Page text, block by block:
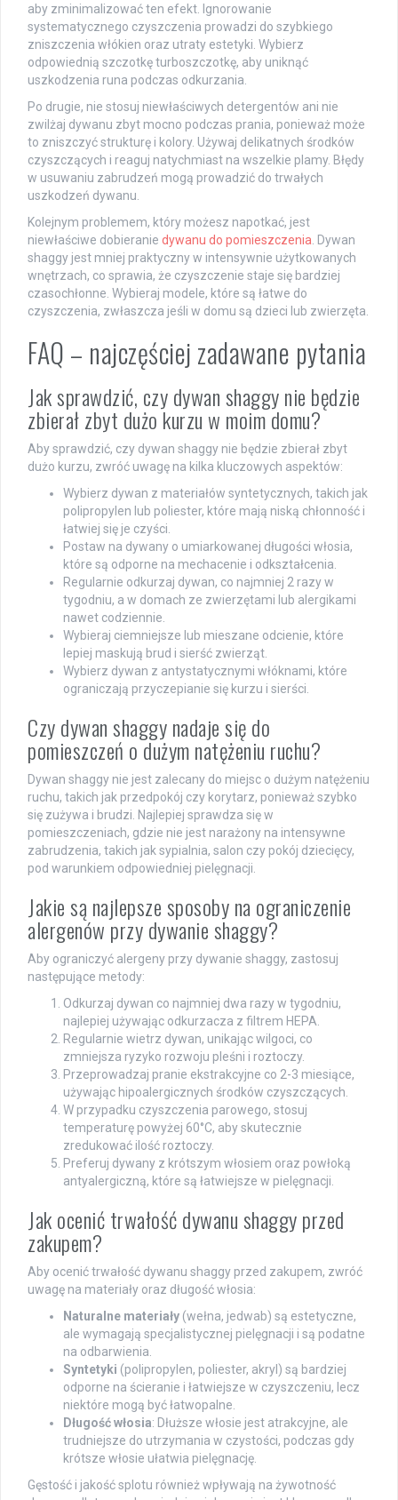
aby zminimalizować ten efekt. Ignorowanie
systematycznego czyszczenia prowadzi do szybkiego
zniszczenia włókien oraz utraty estetyki. Wybierz
odpowiednią szczotkę turboszczotkę, aby uniknąć
uszkodzenia runa podczas odkurzania.
Po drugie, nie stosuj niewłaściwych detergentów ani nie
zwilżaj dywanu zbyt mocno podczas prania, ponieważ może
to zniszczyć strukturę i kolory. Używaj delikatnych środków
czyszczących i reaguj natychmiast na wszelkie plamy. Błędy
w usuwaniu zabrudzeń mogą prowadzić do trwałych
uszkodzeń dywanu.
Kolejnym problemem, który możesz napotkać, jest
niewłaściwe dobieranie dywanu do pomieszczenia . Dywan
shaggy jest mniej praktyczny w intensywnie użytkowanych
wnętrzach, co sprawia, że czyszczenie staje się bardziej
czasochłonne. Wybieraj modele, które są łatwe do
czyszczenia, zwłaszcza jeśli w domu są dzieci lub zwierzęta.
FAQ – najczęściej zadawane pytania
Jak sprawdzić, czy dywan shaggy nie będzie
zbierał zbyt dużo kurzu w moim domu?
Aby sprawdzić, czy dywan shaggy nie będzie zbierał zbyt
dużo kurzu, zwróć uwagę na kilka kluczowych aspektów:
Wybierz dywan z materiałów syntetycznych, takich jak
polipropylen lub poliester, które mają niską chłonność i
łatwiej się je czyści.
Postaw na dywany o umiarkowanej długości włosia,
które są odporne na mechacenie i odkształcenia.
Regularnie odkurzaj dywan, co najmniej 2 razy w
tygodniu, a w domach ze zwierzętami lub alergikami
nawet codziennie.
Wybieraj ciemniejsze lub mieszane odcienie, które
lepiej maskują brud i sierść zwierząt.
Wybierz dywan z antystatycznymi włóknami, które
ograniczają przyczepianie się kurzu i sierści.
Czy dywan shaggy nadaje się do
pomieszczeń o dużym natężeniu ruchu?
Dywan shaggy nie jest zalecany do miejsc o dużym natężeniu
ruchu, takich jak przedpokój czy korytarz, ponieważ szybko
się zużywa i brudzi. Najlepiej sprawdza się w
pomieszczeniach, gdzie nie jest narażony na intensywne
zabrudzenia, takich jak sypialnia, salon czy pokój dziecięcy,
pod warunkiem odpowiedniej pielęgnacji.
Jakie są najlepsze sposoby na ograniczenie
alergenów przy dywanie shaggy?
Aby ograniczyć alergeny przy dywanie shaggy, zastosuj
następujące metody:
Odkurzaj dywan co najmniej dwa razy w tygodniu,
najlepiej używając odkurzacza z filtrem HEPA.
Regularnie wietrz dywan, unikając wilgoci, co
zmniejsza ryzyko rozwoju pleśni i roztoczy.
Przeprowadzaj pranie ekstrakcyjne co 2-3 miesiące,
używając hipoalergicznych środków czyszczących.
W przypadku czyszczenia parowego, stosuj
temperaturę powyżej 60°C, aby skutecznie
zredukować ilość roztoczy.
Preferuj dywany z krótszym włosiem oraz powłoką
antyalergiczną, które są łatwiejsze w pielęgnacji.
Jak ocenić trwałość dywanu shaggy przed
zakupem?
Aby ocenić trwałość dywanu shaggy przed zakupem, zwróć
uwagę na materiały oraz długość włosia:
Naturalne materiały (wełna, jedwab) są estetyczne,
ale wymagają specjalistycznej pielęgnacji i są podatne
na odbarwienia.
Syntetyki (polipropylen, poliester, akryl) są bardziej
odporne na ścieranie i łatwiejsze w czyszczeniu, lecz
niektóre mogą być łatwopalne.
Długość włosia: Dłuższe włosie jest atrakcyjne, ale
trudniejsze do utrzymania w czystości, podczas gdy
krótsze włosie ułatwia pielęgnację.
Gęstość i jakość splotu również wpływają na żywotność